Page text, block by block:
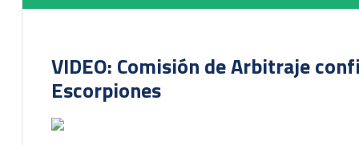
VIDEO: Comisión de Arbitraje
Escorpiones